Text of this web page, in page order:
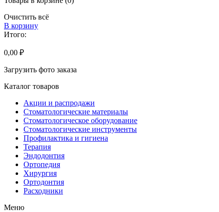
Очистить всё
В корзину
Итого:
0,00 ₽
Загрузить фото заказа
Каталог товаров
Акции и распродажи
Стоматологические материалы
Стоматологическое оборудование
Стоматологические инструменты
Профилактика и гигиена
Терапия
Эндодонтия
Ортопедия
Хирургия
Ортодонтия
Расходники
Меню